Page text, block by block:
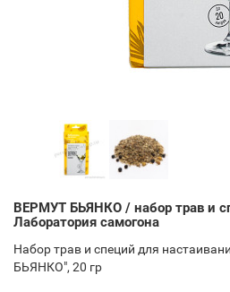
ВЕРМУТ БЬЯНКО / набор трав и
Лаборатория самогона
Набор трав и специй для
БЬЯНКО", 20 гр